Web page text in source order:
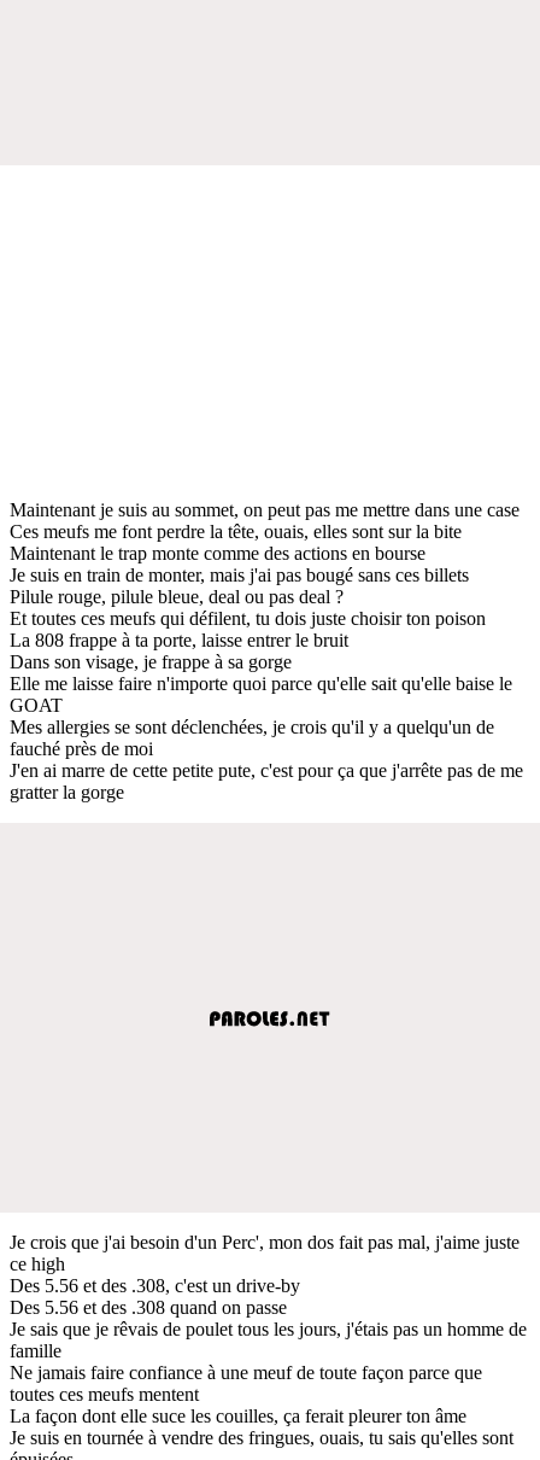
Maintenant je suis au sommet, on peut pas me mettre dans une case
Ces meufs me font perdre la tête, ouais, elles sont sur la bite
Maintenant le trap monte comme des actions en bourse
Je suis en train de monter, mais j'ai pas bougé sans ces billets
Pilule rouge, pilule bleue, deal ou pas deal ?
Et toutes ces meufs qui défilent, tu dois juste choisir ton poison
La 808 frappe à ta porte, laisse entrer le bruit
Dans son visage, je frappe à sa gorge
Elle me laisse faire n'importe quoi parce qu'elle sait qu'elle baise le
GOAT
Mes allergies se sont déclenchées, je crois qu'il y a quelqu'un de
fauché près de moi
J'en ai marre de cette petite pute, c'est pour ça que j'arrête pas de me
gratter la gorge
Je crois que j'ai besoin d'un Perc', mon dos fait pas mal, j'aime juste
ce high
Des 5.56 et des .308, c'est un drive-by
Des 5.56 et des .308 quand on passe
Je sais que je rêvais de poulet tous les jours, j'étais pas un homme de
famille
Ne jamais faire confiance à une meuf de toute façon parce que
toutes ces meufs mentent
La façon dont elle suce les couilles, ça ferait pleurer ton âme
Je suis en tournée à vendre des fringues, ouais, tu sais qu'elles sont